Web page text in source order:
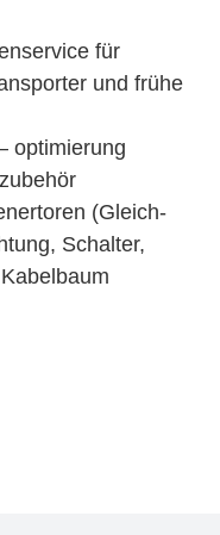
für
und frühe
optimierung
(Gleich-
Schalter,